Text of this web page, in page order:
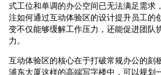
式工位和单调的办公空间已无法满足需求
注如何通过互动体验区的设计提升员工的
变不仅能够缓解工作压力，还能促进团队
力。
互动体验区的核心在于打破常规办公的刻
浦东大厦这样的高端写字楼中，可以规划